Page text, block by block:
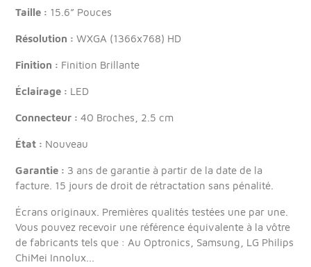
Taille : 15.6” Pouces
Résolution : WXGA (1366x768) HD
Finition : Finition Brillante
Éclairage : LED
Connecteur : 40 Broches, 2.5 cm
État : Nouveau
Garantie : 3 ans de garantie à partir de la date de la
facture. 15 jours de droit de rétractation sans pénalité.
Écrans originaux. Premières qualités testées une par une.
Vous pouvez recevoir une référence équivalente à la vôtre
de fabricants tels que : Au Optronics, Samsung, LG Philips
ChiMei Innolux...